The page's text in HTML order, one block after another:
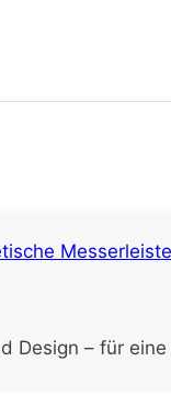
Design – für